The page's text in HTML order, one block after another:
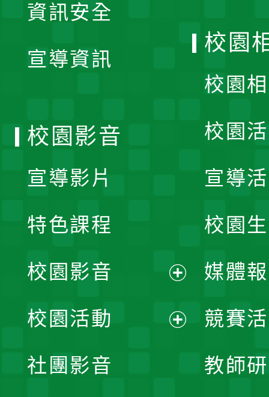
資訊安全
宣導資訊
校園
校園
校園
宣導
校園
媒體
競賽
教師
校園影音
宣導影片
特色課程
校園影音
開
校園活動
社團影音